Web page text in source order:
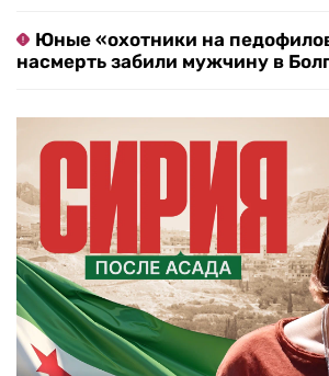
Юные «охотники на
насмерть забили мужчину в